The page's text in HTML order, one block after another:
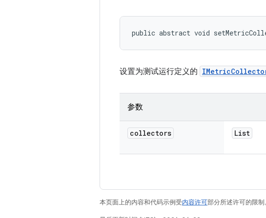
public abstract void
设置为测试运行定义的
参数
collectors List
本页面上的内容和代码示例受内容许可部分所述许可的限